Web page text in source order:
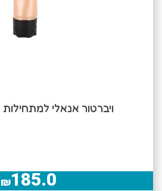
ויברטור אנאלי למתחילות Pearl Shine
₪185.0